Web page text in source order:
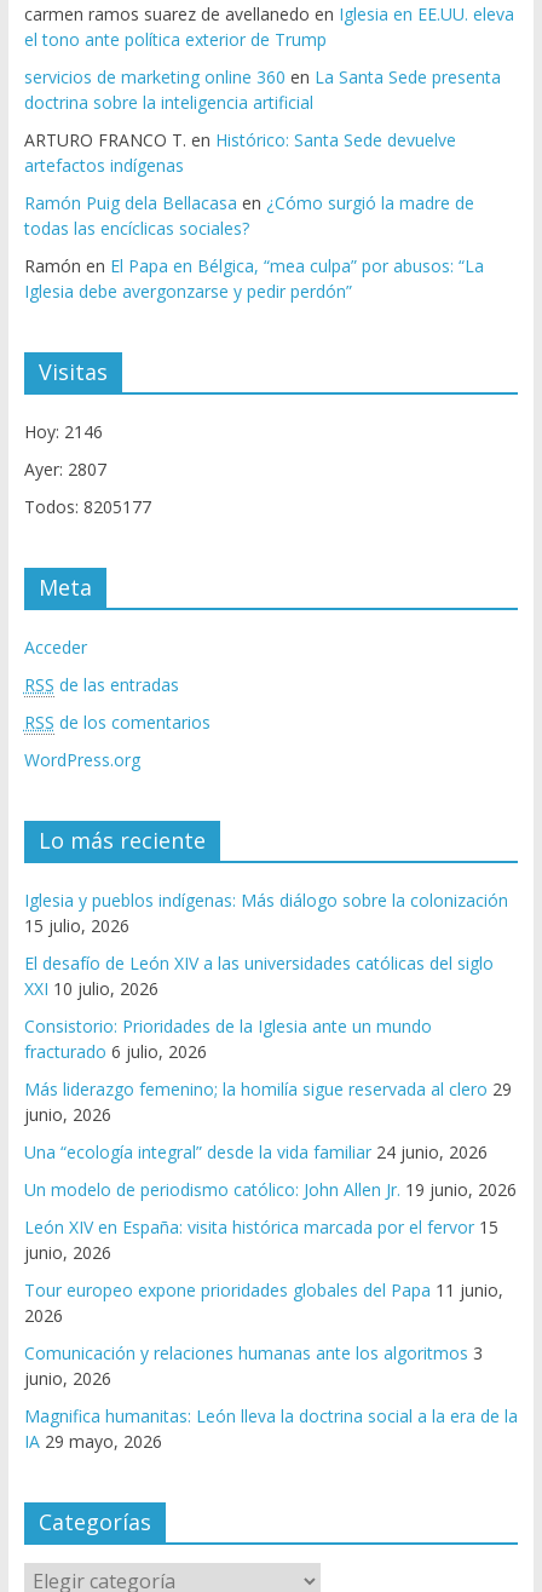
carmen ramos suarez de avellanedo en Iglesia en EE.UU. eleva
el tono ante política exterior de Trump
servicios de marketing online 360 en La Santa Sede presenta
doctrina sobre la inteligencia artificial
ARTURO FRANCO T. en Histórico: Santa Sede devuelve
artefactos indígenas
Ramón Puig dela Bellacasa en ¿Cómo surgió la madre de
todas las encíclicas sociales?
Ramón en El Papa en Bélgica, “mea culpa” por abusos: “La
Iglesia debe avergonzarse y pedir perdón”
Visitas
Hoy: 2146
Ayer: 2807
Todos: 8205177
Meta
Acceder
RSS de las entradas
RSS de los comentarios
WordPress.org
Lo más reciente
Iglesia y pueblos indígenas: Más diálogo sobre la colonización
15 julio, 2026
El desafío de León XIV a las universidades católicas del siglo
XXI 10 julio, 2026
Consistorio: Prioridades de la Iglesia ante un mundo
fracturado 6 julio, 2026
Más liderazgo femenino; la homilía sigue reservada al clero 29
junio, 2026
Una “ecología integral” desde la vida familiar 24 junio, 2026
Un modelo de periodismo católico: John Allen Jr. 19 junio, 2026
León XIV en España: visita histórica marcada por el fervor 15
junio, 2026
Tour europeo expone prioridades globales del Papa 11 junio,
2026
Comunicación y relaciones humanas ante los algoritmos 3
junio, 2026
Magnifica humanitas: León lleva la doctrina social a la era de la
IA 29 mayo, 2026
Categorías